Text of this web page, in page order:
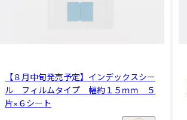
【８月中旬発売予定】インデックスシー
ル フィルムタイプ 幅約１５ｍｍ ５
片×６シート